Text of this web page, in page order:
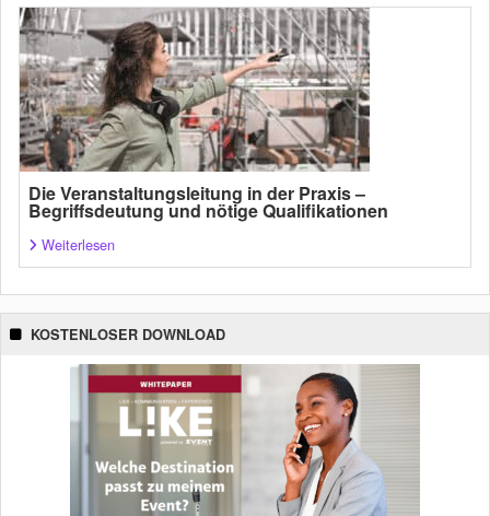
Die Veranstaltungsleitung in der Praxis –
Begriffsdeutung und nötige Qualifikationen
Weiterlesen
KOSTENLOSER DOWNLOAD